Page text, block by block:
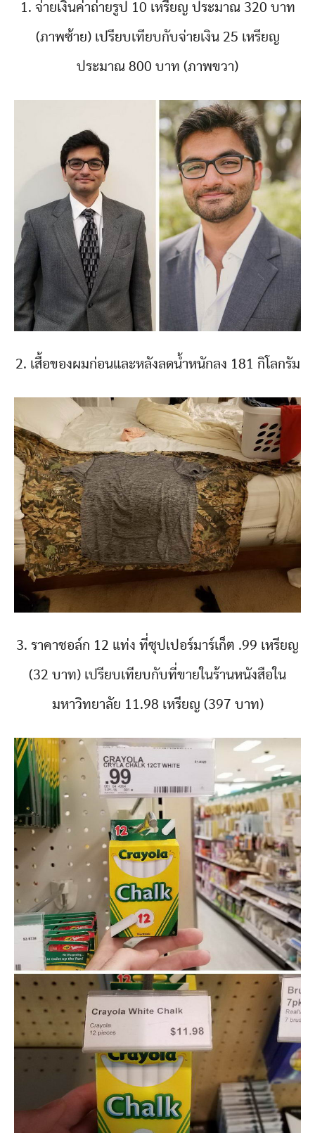
1. จ่ายเงินค่าถ่ายรูป 10 เหรียญ ประมาณ 320 บาท
(ภาพซ้าย) เปรียบเทียบกับจ่ายเงิน 25 เหรียญ
ประมาณ 800 บาท (ภาพขวา)
2. เสื้อของผมก่อนและหลังลดน้ำหนักลง 181 กิโลกรัม
3. ราคาชอล์ก 12 แท่ง ที่ซุปเปอร์มาร์เก็ต .99 เหรียญ
(32 บาท) เปรียบเทียบกับที่ขายในร้านหนังสือใน
มหาวิทยาลัย 11.98 เหรียญ (397 บาท)